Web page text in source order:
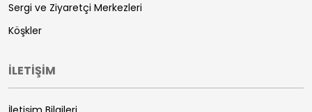
Sergi ve Ziyaretçi Merkezleri
Köşkler
İLETİŞİM